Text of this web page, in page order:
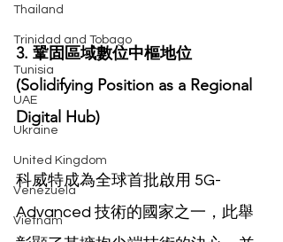
Thailand
Trinidad and Tobago
Tunisia
UAE
Ukraine
United Kingdom
Venezuela
Vietnam
3. 鞏固區域數位中樞地位
(Solidifying Position as a Regional
Digital Hub)
科威特成為全球首批啟用 5G-
Advanced 技術的國家之一，此舉